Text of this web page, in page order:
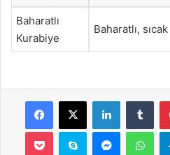
Baharatlı
Kurabiye
Baharatlı, sıcak
Facebook
X LinkedIn
Pocket Skype Messenger